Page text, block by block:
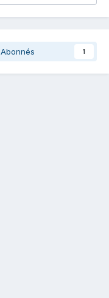
Abonnés 1